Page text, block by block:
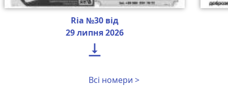
Ria №30 від
29 липня 2026

Всі номери >